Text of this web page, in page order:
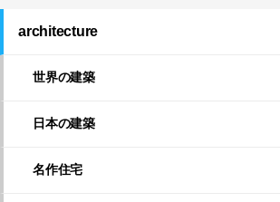
architecture
世界の建築
日本の建築
名作住宅